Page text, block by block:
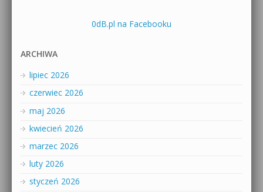
0dB.pl na Facebooku
ARCHIWA
lipiec 2026
czerwiec 2026
maj 2026
kwiecień 2026
marzec 2026
luty 2026
styczeń 2026